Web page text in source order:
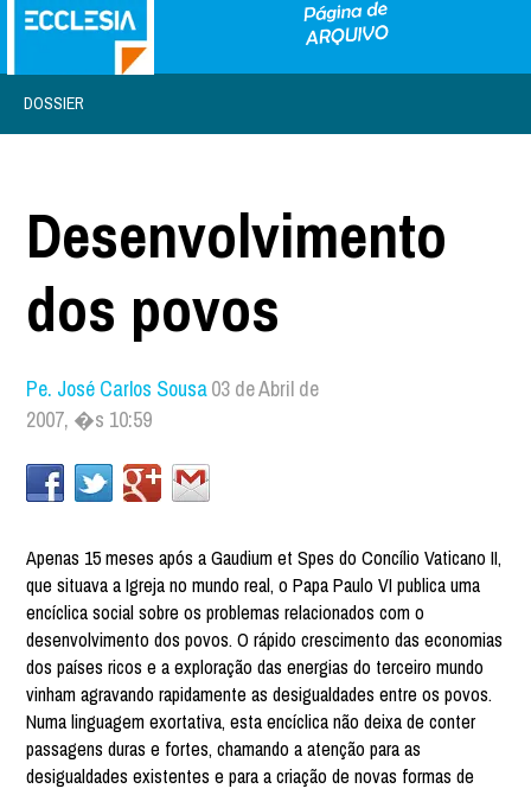
DOSSIER
Desenvolvimento
dos povos
Pe. José Carlos Sousa03 de Abril de
2007, �s 10:59
Apenas 15 meses após a Gaudium et Spes do Concílio Vaticano II,
que situava a Igreja no mundo real, o Papa Paulo VI publica uma
encíclica social sobre os problemas relacionados com o
desenvolvimento dos povos. O rápido crescimento das economias
dos países ricos e a exploração das energias do terceiro mundo
vinham agravando rapidamente as desigualdades entre os povos.
Numa linguagem exortativa, esta encíclica não deixa de conter
passagens duras e fortes, chamando a atenção para as
desigualdades existentes e para a criação de novas formas de